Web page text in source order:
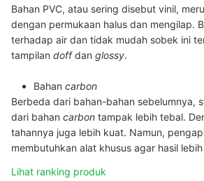
Bahan PVC, atau sering disebut vinil,
dengan permukaan halus dan mengilap.
terhadap air dan tidak mudah sobek ini
tampilan doffdan glossy.
Bahan carbon
Berbeda dari bahan-bahan sebelumnya,
dari bahan carbon tampak lebih tebal.
tahannya juga lebih kuat. Namun,
membutuhkan alat khusus agar hasil
Lihat ranking produk